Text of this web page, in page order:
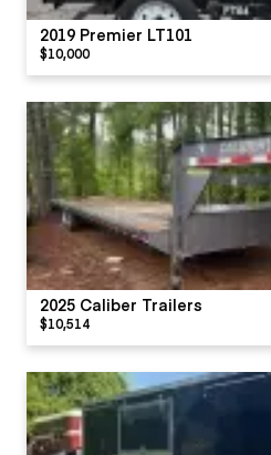
2019 Premier LT101
$10,000
2025 Caliber Trailers
$10,514